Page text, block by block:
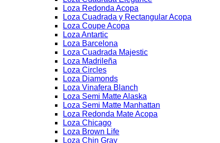
Loza Redonda Acopa
Loza Cuadrada y Rectangular Acopa
Loza Coupe Acopa
Loza Antartic
Loza Barcelona
Loza Cuadrada Majestic
Loza Madrileña
Loza Circles
Loza Diamonds
Loza Vinafera Blanch
Loza Semi Matte Alaska
Loza Semi Matte Manhattan
Loza Redonda Mate Acopa
Loza Chicago
Loza Brown Life
Loza Chin Gray